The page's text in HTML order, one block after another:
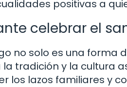
positivas a
celebrar el
no solo es una forma
tradición y la cultura
los lazos familiares y